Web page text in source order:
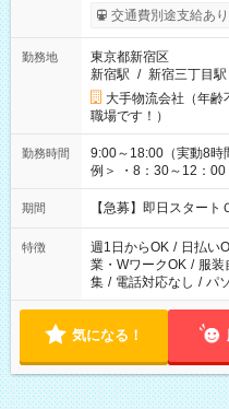
交通費別途支給あり
勤務地
東京都新宿区
新宿駅 / 新宿三丁目駅
大手物流会社（年
職場です！）
勤務時間
9:00～18:00（実動8時間） 希望の時間帯を選べます！
例＞ ・8：30～12：
・13：00～22：00 ・
期間 【急募】即日スター
特徴 週1日からOK / 日払い
業・WワークOK / 服装
集 / 電話対応なし / パ
気になる！